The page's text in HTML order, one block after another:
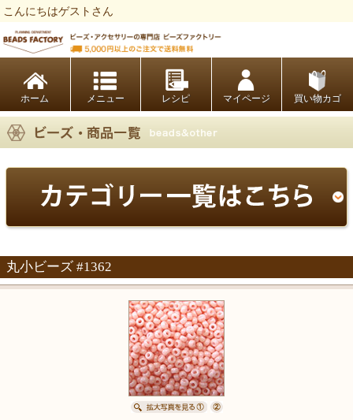
こんにちはゲストさん
ホーム レシピ マイページ 買い物カゴ
丸小ビーズ #1362